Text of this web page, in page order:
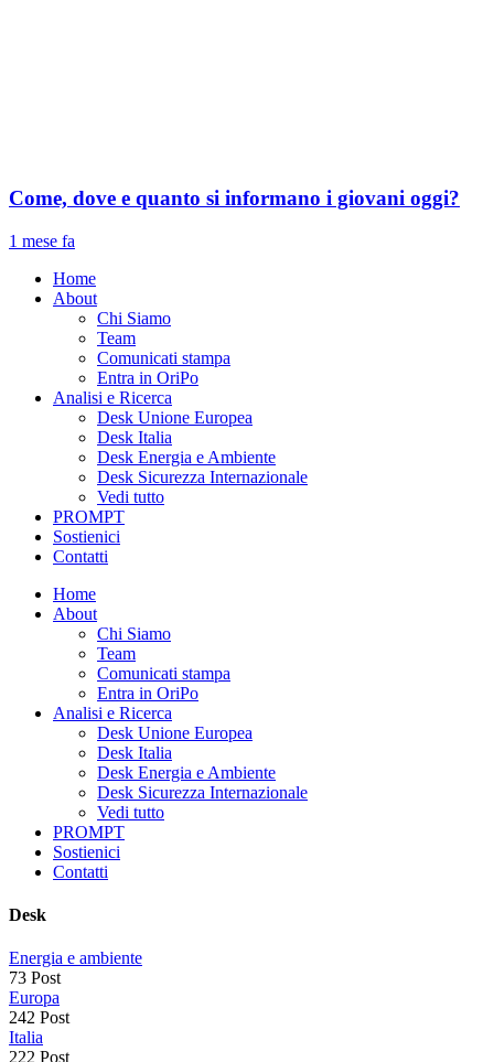
Come, dove e quanto si informano i giovani oggi?
1 mese fa
Home
About
Chi Siamo
Team
Comunicati stampa
Entra in OriPo
Analisi e Ricerca
Desk Unione Europea
Desk Italia
Desk Energia e Ambiente
Desk Sicurezza Internazionale
Vedi tutto
PROMPT
Sostienici
Contatti
Home
About
Chi Siamo
Team
Comunicati stampa
Entra in OriPo
Analisi e Ricerca
Desk Unione Europea
Desk Italia
Desk Energia e Ambiente
Desk Sicurezza Internazionale
Vedi tutto
PROMPT
Sostienici
Contatti
Desk
Energia e ambiente
73 Post
Europa
242 Post
Italia
222 Post